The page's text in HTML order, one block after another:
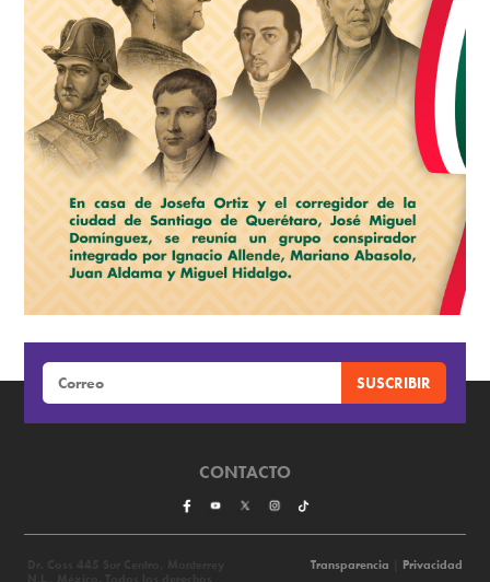
CONTACTO
Transparencia Privacidad